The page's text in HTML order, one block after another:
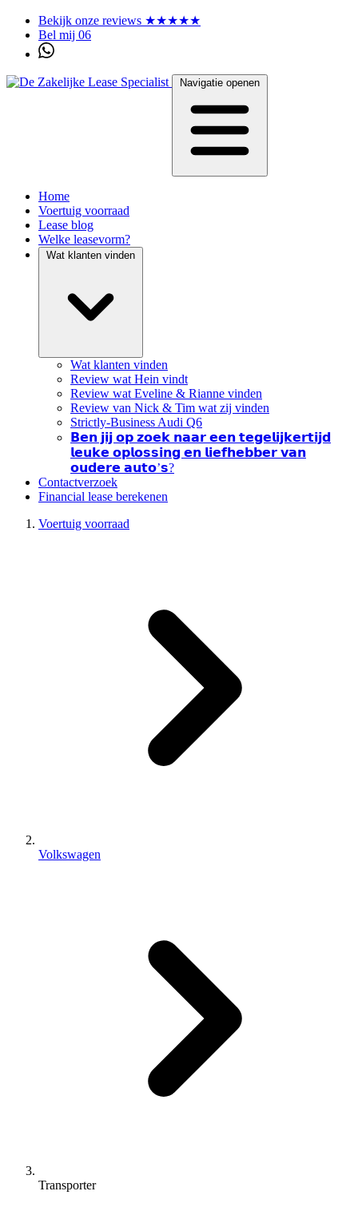
Bekijk onze reviews ★★★★★
Bel mij 06
Navigatie openen
Home
Voertuig voorraad
Lease blog
Welke leasevorm?
Wat klanten vinden
Wat klanten vinden
Review wat Hein vindt
Review wat Eveline & Rianne vinden
Review van Nick & Tim wat zij vinden
Strictly-Business Audi Q6
𝗕𝗲𝗻 𝗷𝗶𝗷 𝗼𝗽 𝘇𝗼𝗲𝗸 𝗻𝗮𝗮𝗿 𝗲𝗲𝗻 𝘁𝗲𝗴𝗲𝗹𝗶𝗷𝗸𝗲𝗿𝘁𝗶𝗷𝗱
𝗹𝗲𝘂𝗸𝗲 𝗼𝗽𝗹𝗼𝘀𝘀𝗶𝗻𝗴 𝗲𝗻 𝗹𝗶𝗲𝗳𝗵𝗲𝗯𝗯𝗲𝗿 𝘃𝗮𝗻
𝗼𝘂𝗱𝗲𝗿𝗲 𝗮𝘂𝘁𝗼’𝘀?
Contactverzoek
Financial lease berekenen
Voertuig voorraad
Volkswagen
Transporter